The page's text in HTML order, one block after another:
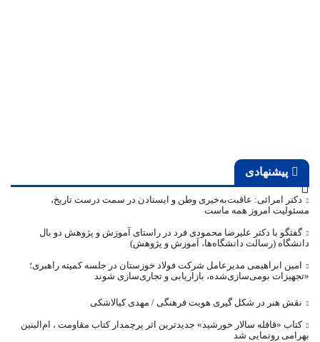
پیشنهادی
دکتر امرائی: عاقبت‌به‌خیری وطن و ایستادن در سمت درست تاریخ،
مسئولیت امروز همه ماست
گفتگو با دکتر علیرضا محمودی فرد در راستای آموزش و پژوهش دو بال
دانشگاه (رسالت دانشگاه‌ها، آموزش و پژوهش)
امین ابراهیمی مدیرعامل شرکت فولاد خوزستان در جلسه کمیته راهبری؛
«تجهیزات بومی‌سازی‌شده، بازاریابی و تجاری‌سازی شوند
نقش هنر در شکل گیری هویت فرهنگی / مهدی کیالاشکی
کتاب «قافله‌ سالار خورشید» جدیدترین اثر پرچمدار کتاب مقاومت ، ام‌البنین
بهرامی رونمایی شد